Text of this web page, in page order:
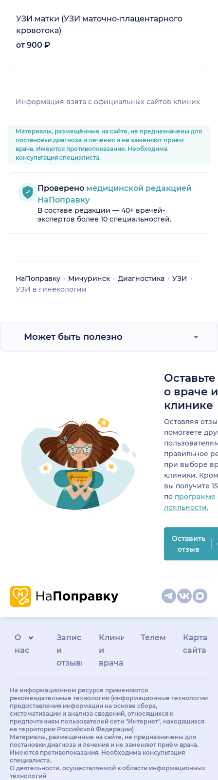
УЗИ матки (УЗИ маточно-плацентарного
кровотока)
от 900 ₽
Информация взята c официальных сайтов клиник
Материалы, размещённые на сайте, не предназначены для
постановки диагноза и лечения и не заменяют приём
врача. Имеются противопоказания. Необходима
консультация специалиста.
Проверено медицинской редакцией
НаПоправку
В составе редакции — 40+ врачей-
экспертов более 10 специальностей.
НаПоправку Мичуринск Диагностика
УЗИ
УЗИ в гинекологии
Может быть полезно
о враче
клинике
Оставляя
помогаете
правильное
при выборе
клиники.
вы получите
по программе
лояльности.
Оставить
отзыв
О
нас
Запись
и
отзывы
Клиникам
и
врачам
Телемедицина
Карта
сайта
На информационном ресурсе применяются
рекомендательные технологии (информационные технологии
предоставления информации на основе сбора,
систематизации и анализа сведений, относящихся к
предпочтениям пользователей сети "Интернет", находящихся
на территории Российской Федерации)
Материалы, размещённые на сайте, не предназначены для
постановки диагноза и лечения и не заменяют приём врача.
Имеются противопоказания. Необходима консультация
специалиста.
О деятельности, осуществляемой в области информационных
технологий